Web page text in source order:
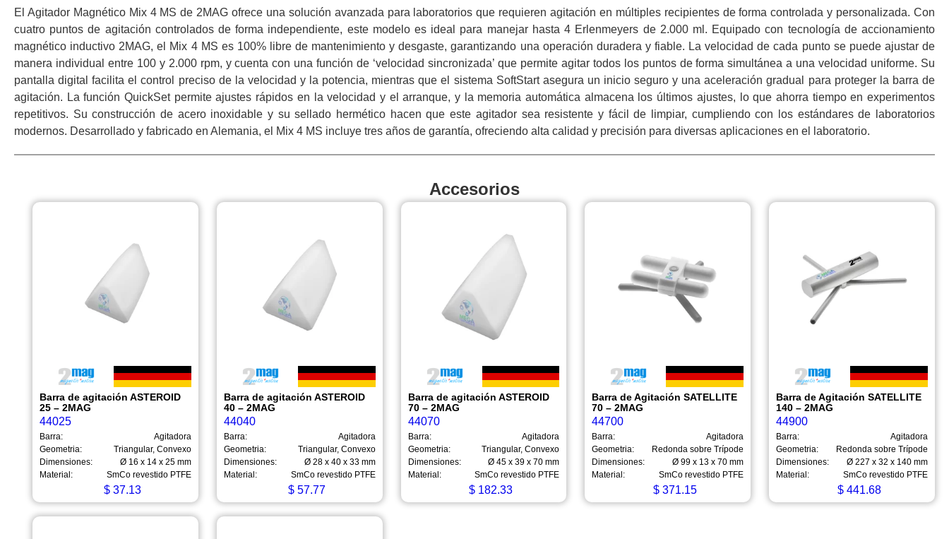
El Agitador Magnético Mix 4 MS de 2MAG ofrece una solución avanzada para laboratorios que requieren agitación en múltiples recipientes de forma controlada y personalizada. Con
cuatro puntos de agitación controlados de forma independiente, este modelo es ideal para manejar hasta 4 Erlenmeyers de 2.000 ml. Equipado con tecnología de accionamiento
magnético inductivo 2MAG, el Mix 4 MS es 100% libre de mantenimiento y desgaste, garantizando una operación duradera y fiable. La velocidad de cada punto se puede ajustar de
manera individual entre 100 y 2.000 rpm, y cuenta con una función de ‘velocidad sincronizada’ que permite agitar todos los puntos de forma simultánea a una velocidad uniforme. Su
pantalla digital facilita el control preciso de la velocidad y la potencia, mientras que el sistema SoftStart asegura un inicio seguro y una aceleración gradual para proteger la barra de
agitación. La función QuickSet permite ajustes rápidos en la velocidad y el arranque, y la memoria automática almacena los últimos ajustes, lo que ahorra tiempo en experimentos
repetitivos. Su construcción de acero inoxidable y su sellado hermético hacen que este agitador sea resistente y fácil de limpiar, cumpliendo con los estándares de laboratorios
modernos. Desarrollado y fabricado en Alemania, el Mix 4 MS incluye tres años de garantía, ofreciendo alta calidad y precisión para diversas aplicaciones en el laboratorio.
Accesorios
Barra de agitación ASTEROID
25 – 2MAG
44025
Barra:
Agitadora
Geometria:
Triangular, Convexo
Dimensiones:
Ø 16 x 14 x 25 mm
Material:
SmCo revestido PTFE
$37.13
Barra de agitación ASTEROID
40 – 2MAG
44040
Barra:
Agitadora
Geometria:
Triangular, Convexo
Dimensiones:
Ø 28 x 40 x 33 mm
Material:
SmCo revestido PTFE
$57.77
Barra de agitación ASTEROID
70 – 2MAG
44070
Barra:
Agitadora
Geometria:
Triangular, Convexo
Dimensiones:
Ø 45 x 39 x 70 mm
Material:
SmCo revestido PTFE
$ 182.33
Barra de Agitación SATELLITE
70 – 2MAG
44700
Barra:
Agitadora
Geometria:
Redonda sobre Trípode
Dimensiones:
Ø 99 x 13 x 70 mm
Material:
SmCo revestido PTFE
$371.15
Barra de Agitación SATELLITE
140 – 2MAG
44900
Barra:
Agitadora
Geometria:
Redonda sobre Trípode
Dimensiones:
Ø 227 x 32 x 140 mm
Material:
SmCo revestido PTFE
$441.68